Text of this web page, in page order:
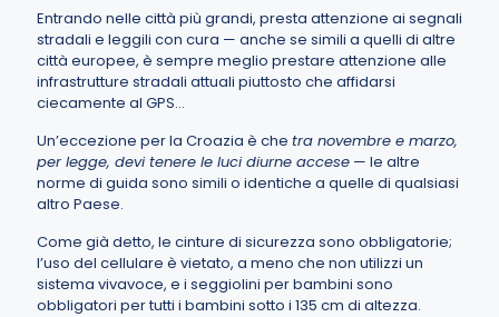
Entrando nelle città più grandi, presta attenzione ai segnali
stradali e leggili con cura — anche se simili a quelli di altre
città europee, è sempre meglio prestare attenzione alle
infrastrutture stradali attuali piuttosto che affidarsi
ciecamente al GPS...
Un’eccezione per la Croazia è che tra novembre e marzo,
per legge, devi tenere le luci diurne accese — le altre
norme di guida sono simili o identiche a quelle di qualsiasi
altro Paese.
Come già detto, le cinture di sicurezza sono obbligatorie;
l’uso del cellulare è vietato, a meno che non utilizzi un
sistema vivavoce, e i seggiolini per bambini sono
obbligatori per tutti i bambini sotto i 135 cm di altezza.